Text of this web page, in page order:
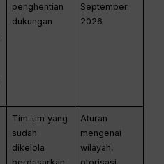
penghentian
dukungan
September
2026
Tim-tim yang
sudah
dikelola
Aturan
mengenai
wilayah,